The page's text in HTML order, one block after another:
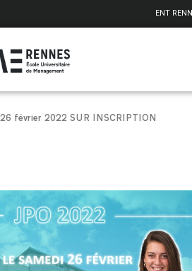
ENT
février 2022 SUR INSCRIPTION